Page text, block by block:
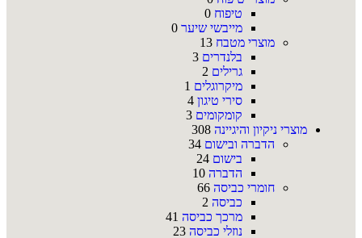
טיפוח 0
מייבשי שיער 0
מוצרי מטבח 13
בלנדרים 3
גרילים 2
מיקרוגלים 1
סירי טיגון 4
קומקומים 3
מוצרי ניקיון והיגיינה 308
הדברה ובישום 34
בישום 24
הדברה 10
חומרי כביסה 66
כביסה 2
מרכך כביסה 41
נוזלי כביסה 23